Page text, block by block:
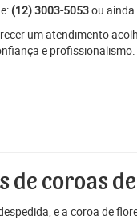
(12) 3003-5053ou ainda
um atendimento
e profissionalismo.
de coroas
e a coroa de